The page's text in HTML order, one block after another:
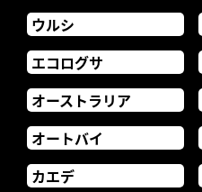
ウルシ
エコログサ
オーストラリア
オートバイ
カエデ